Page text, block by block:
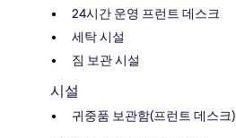
24시간 운영 프런트 데스크
세탁 시설
짐 보관 시설
시설
귀중품 보관함(프런트 데스크)